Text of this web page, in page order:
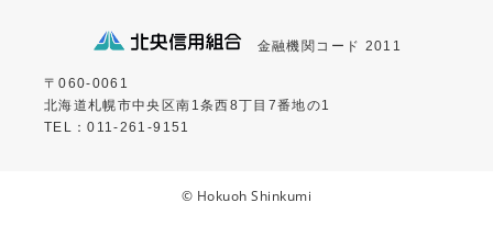
金融機関コード 2011
〒060-0061
北海道札幌市中央区南1条西8丁目7番地の1
TEL：011-261-9151
© Hokuoh Shinkumi